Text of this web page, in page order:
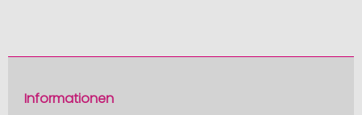
Informationen